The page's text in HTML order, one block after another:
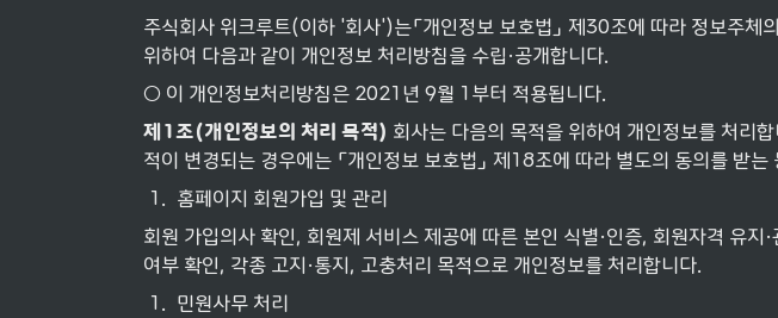
주식회사 위크루트(이하 '회사')는「개인정보 보호법」 제30조에 따라 정보주
위하여 다음과 같이 개인정보 처리방침을 수립·공개합니다.
○ 이 개인정보처리방침은 2021년 9월 1부터 적용됩니다.
제 1 조(개인정보의 처리 목적) 회사는 다음의 목적을 위하여 개인정보를 처리
적이 변경되는 경우에는 「개인정보 보호법」 제18조에 따라 별도의 동의를 받
1
홈페이지 회원가입 및 관리
회원 가입의사 확인, 회원제 서비스 제공에 따른 본인 식별·인증, 회원자격 유
여부 확인, 각종 고지·통지, 고충처리 목적으로 개인정보를 처리합니다.
1
민원사무 처리